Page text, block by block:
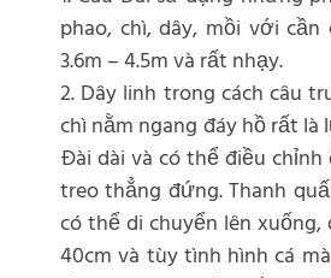
phao, chì, dây, mồi với
3.6m – 4.5m và rất nhạy.
2. Dây linh trong cách câu
chì nằm ngang đáy hồ rất là
Đài dài và có thể điều
treo thẳng đứng. Thanh
có thể di chuyển lên
40cm và tùy tình hình cá